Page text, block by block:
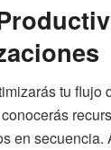
tu flujo
en secuencia.